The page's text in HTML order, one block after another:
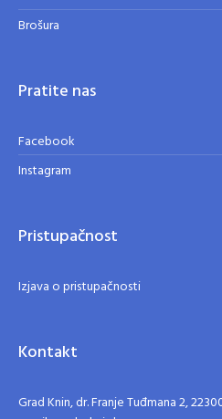
Brošura
Pratite nas
Facebook
Instagram
Pristupačnost
Izjava o pristupačnosti
Kontakt
Grad Knin, dr. Franje Tuđmana 2,